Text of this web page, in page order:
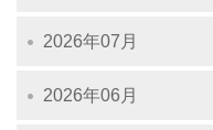
2026年07月
2026年06月